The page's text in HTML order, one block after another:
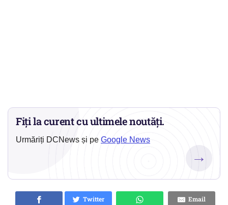
Fiți la curent cu ultimele noutăți.
Urmăriți DCNews și pe Google News
→
Twitter
Email